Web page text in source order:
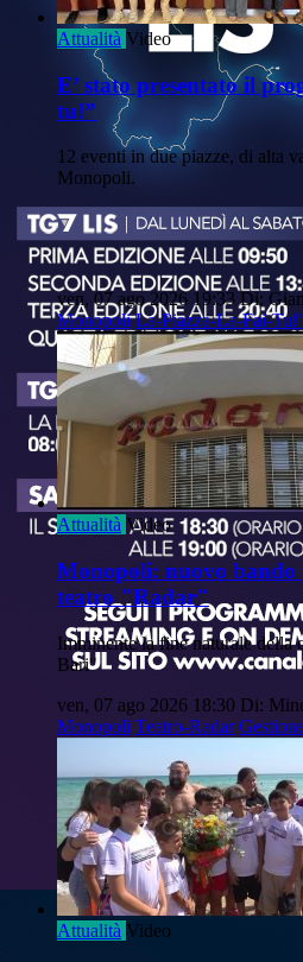
Attualità Video
E’ stato presentato il
tu!”
12 eventi in due piazze, di alta
Monopoli.
ven, 07 ago 2026 19:33 Di:
Monopoli La-Piazza-La-Fai-
Attualità Video
Monopoli: nuovo bando
teatro "Radar"
Imminente la fine naturale della
Bari"
ven, 07 ago 2026 18:30 Di:
Monopoli Teatro-Radar
Attualità Video